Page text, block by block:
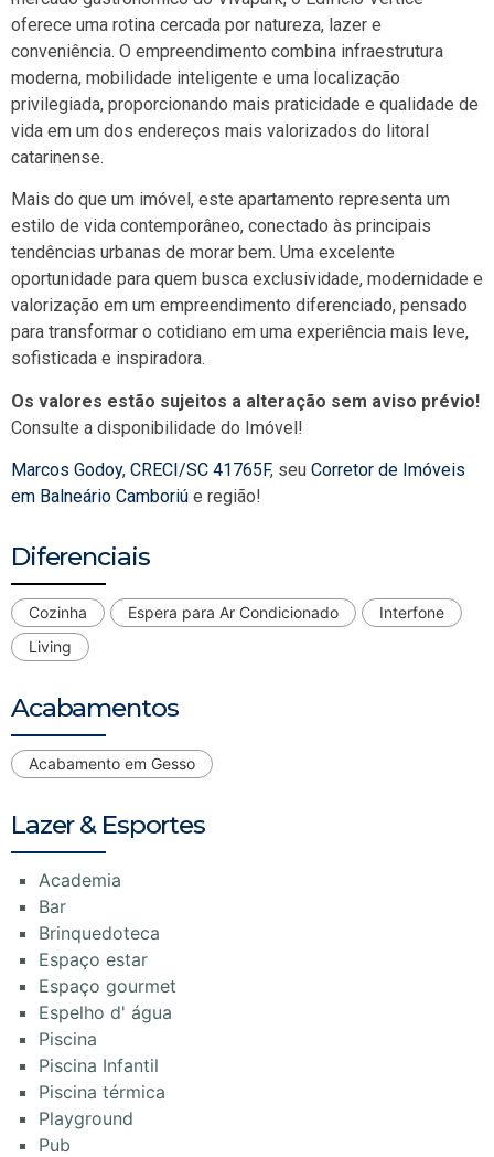
oferece uma rotina cercada por natureza, lazer e
conveniência. O empreendimento combina infraestrutura
moderna, mobilidade inteligente e uma localização
privilegiada, proporcionando mais praticidade e qualidade de
vida em um dos endereços mais valorizados do litoral
catarinense.
Mais do que um imóvel, este apartamento representa um
estilo de vida contemporâneo, conectado às principais
tendências urbanas de morar bem. Uma excelente
oportunidade para quem busca exclusividade, modernidade e
valorização em um empreendimento diferenciado, pensado
para transformar o cotidiano em uma experiência mais leve,
sofisticada e inspiradora.
Os valores estão sujeitos a alteração sem aviso prévio!
Consulte a disponibilidade do Imóvel!
Marcos Godoy, CRECI/SC 41765F, seu Corretor de Imóveis
em Balneário Camboriú e região!
Diferenciais
Cozinha Espera para Ar Condicionado
Interfone
Living
Acabamentos
Acabamento em Gesso
Lazer & Esportes
Academia
Bar
Brinquedoteca
Espaço estar
Espaço gourmet
Espelho d' água
Piscina
Piscina Infantil
Piscina térmica
Playground
Pub